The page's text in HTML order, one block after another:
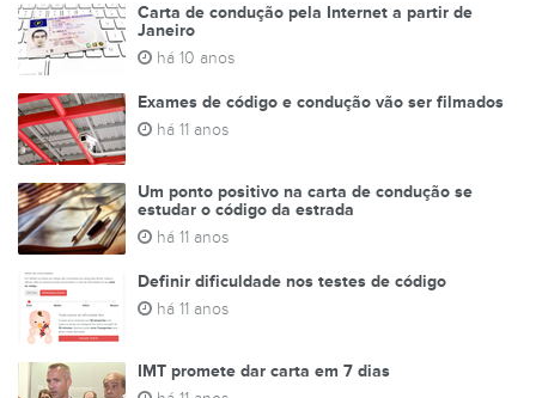
Carta de condução pela Internet a partir de
Janeiro
há 10 anos
Exames de código e condução vão ser filmados
há 11 anos
Um ponto positivo na carta de condução se
estudar o código da estrada
há 11 anos
Definir dificuldade nos testes de código
há 11 anos
IMT promete dar carta em 7 dias